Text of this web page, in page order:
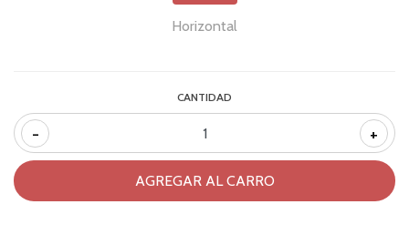
Horizontal
CANTIDAD
- +